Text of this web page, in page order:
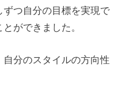
つ自分の目標を実現で
ができました。
分のスタイルの方向性